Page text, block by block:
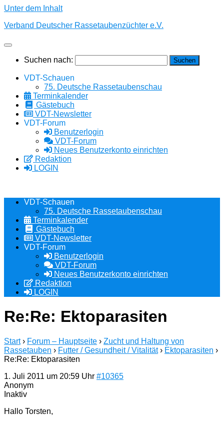
Unter dem Inhalt
Verband Deutscher Rassetaubenzüchter e.V.
Suchen nach:
VDT-Schauen
75. Deutsche Rassetaubenschau
Terminkalender
Gästebuch
VDT-Newsletter
VDT-Forum
Benutzerlogin
VDT-Forum
Neues Benutzerkonto einrichten
Redaktion
LOGIN
VDT-Schauen
75. Deutsche Rassetaubenschau
Terminkalender
Gästebuch
VDT-Newsletter
VDT-Forum
Benutzerlogin
VDT-Forum
Neues Benutzerkonto einrichten
Redaktion
LOGIN
Re:Re: Ektoparasiten
Start › Forum – Hauptseite › Zucht und Haltung von
Rassetauben › Futter / Gesundheit / Vitalität › Ektoparasiten ›
Re:Re: Ektoparasiten
1. Juli 2011 um 20:59 Uhr #10365
Anonym
Inaktiv
Hallo Torsten,